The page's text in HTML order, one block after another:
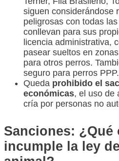
siguen considerándose
peligrosas con todas
conllevan para sus
licencia administrativa,
pasear sueltos en
para otros perros.
seguro para perros PPP.
Queda prohibido el
económicas, el uso de
cría por personas no
Sanciones: ¿Qué
incumple la ley